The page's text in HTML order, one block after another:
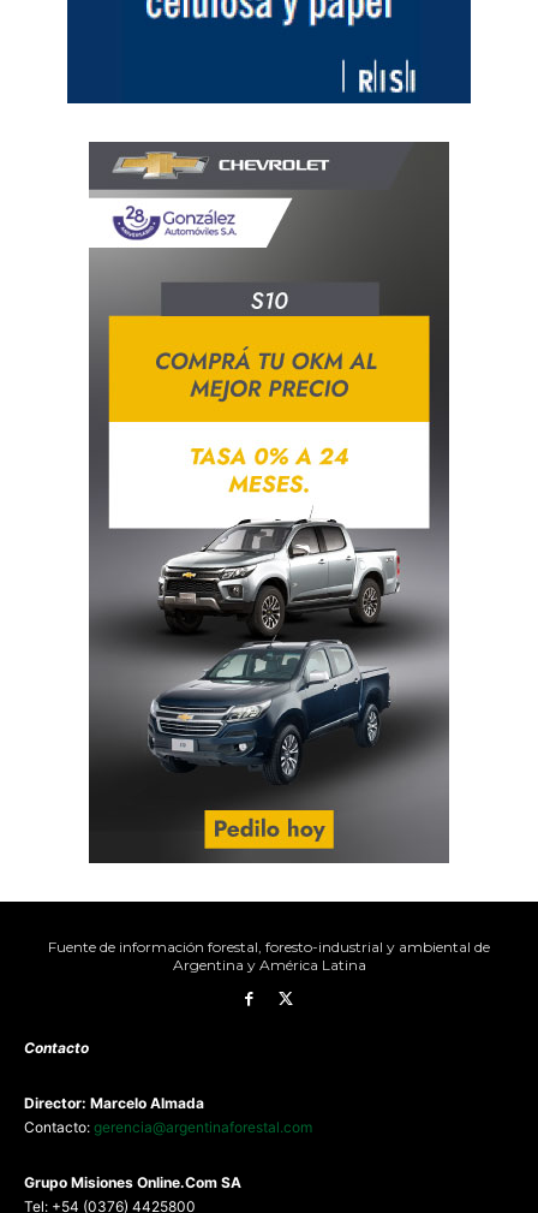
Fuente de información forestal, foresto-industrial y ambiental de
Director: Marcelo Almada